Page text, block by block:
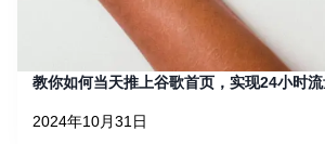
教你如何当天推上谷歌首页，实现24小时流
2024年10月31日